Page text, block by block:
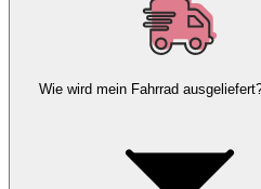
Wie wird mein Fahrrad